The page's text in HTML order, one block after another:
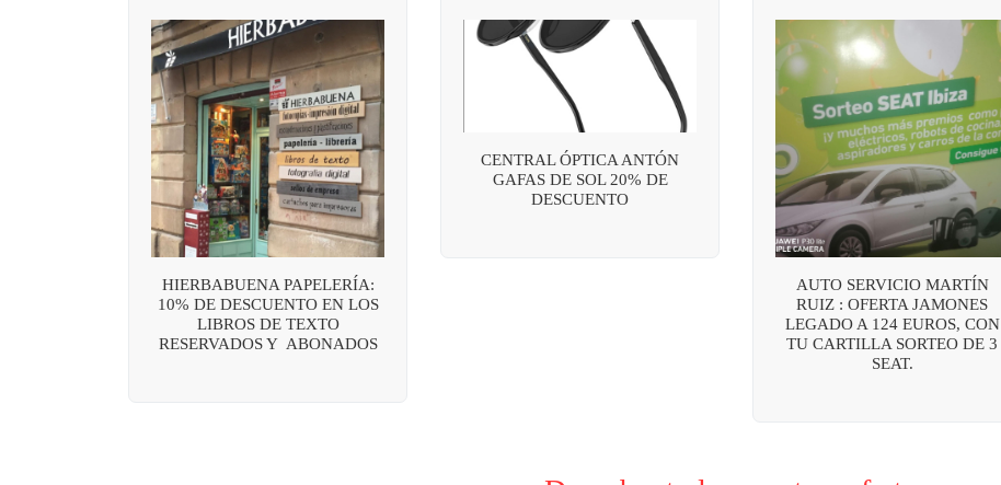
HIERBABUENA PAPELERÍA:
10% DE DESCUENTO EN LOS
LIBROS DE TEXTO
RESERVADOS Y ABONADOS
CENTRAL ÓPTICA ANTÓN
GAFAS DE SOL 20% DE
DESCUENTO
AUTO SERVICIO MARTÍN
RUIZ : OFERTA JAMONES
LEGADO A 124 EUROS, CON
TU CARTILLA SORTEO DE 3
SEAT.